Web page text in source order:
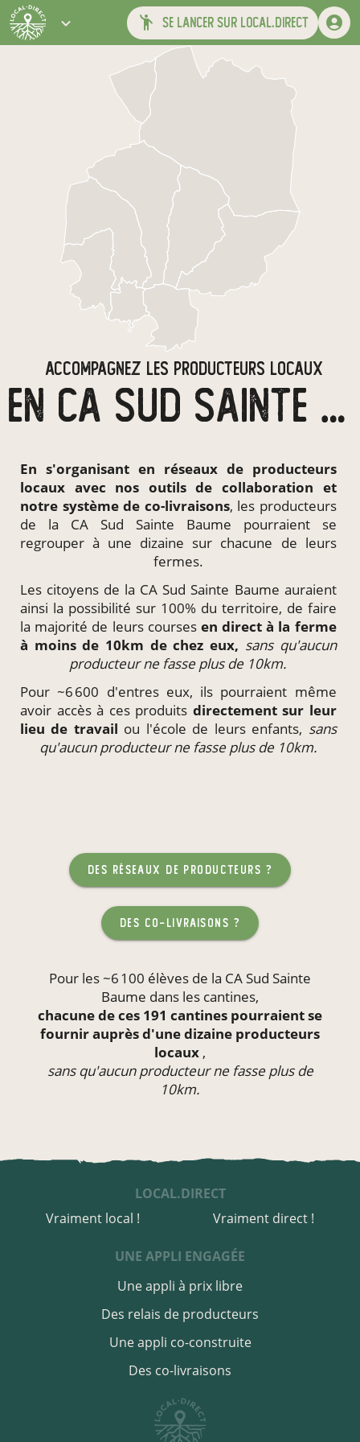
se lancer sur local.direct
ACCOMPAGNEZ LES PRODUCTEURS LOCAUX
EN CA SUD SAINTE BAUME
En s'organisant en réseaux de producteurs
locaux avec nos outils de collaboration et
notre système de co-livraisons, les producteurs
de la CA Sud Sainte Baume pourraient se
regrouper à une dizaine sur chacune de leurs
fermes.
Les citoyens de la CA Sud Sainte Baume auraient
ainsi la possibilité sur 100% du territoire, de faire
la majorité de leurs courses en direct à la ferme
à moins de 10km de chez eux, sans qu'aucun
producteur ne fasse plus de 10km.
Pour ~6 600 d'entres eux, ils pourraient même
avoir accès à ces produits directementsur leur
lieu de travail ou l'école de leurs enfants, sans
qu'aucun producteur ne fasse plus de 10km.
des réseaux de producteurs ?
des co-livraisons ?
Pour les ~6 100 élèves de la CA Sud Sainte
Baume dans les cantines,
chacune de ces 191 cantines pourraient se
fournir auprès d'une dizaine producteurs
locaux ,
sans qu'aucun producteur ne fasse plus de
10km.
LOCAL.DIRECT
Vraiment local !
Vraiment direct !
UNE APPLI ENGAGÉE
Une appli à prix libre
Des relais de producteurs
Des co-livraisons
Une appli co-construite